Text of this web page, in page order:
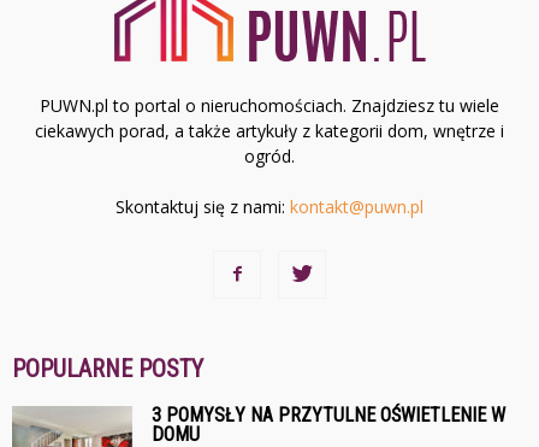
PUWN.pl to portal o nieruchomościach. Znajdziesz tu wiele
ciekawych porad, a także artykuły z kategorii dom, wnętrze i
ogród.
Skontaktuj się z nami: kontakt@puwn.pl
POPULARNE POSTY
3 POMYSŁY NA PRZYTULNE OŚWIETLENIE W
DOMU